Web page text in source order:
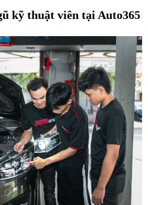
kỹ thuật viên tại Auto365